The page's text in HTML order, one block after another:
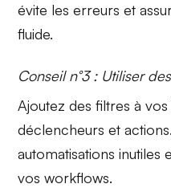
évite les erreurs et
fluide.
Conseil n°3 : Utiliser
Ajoutez desfiltres à
déclencheurs et
automatisations inutiles
vos workflows.